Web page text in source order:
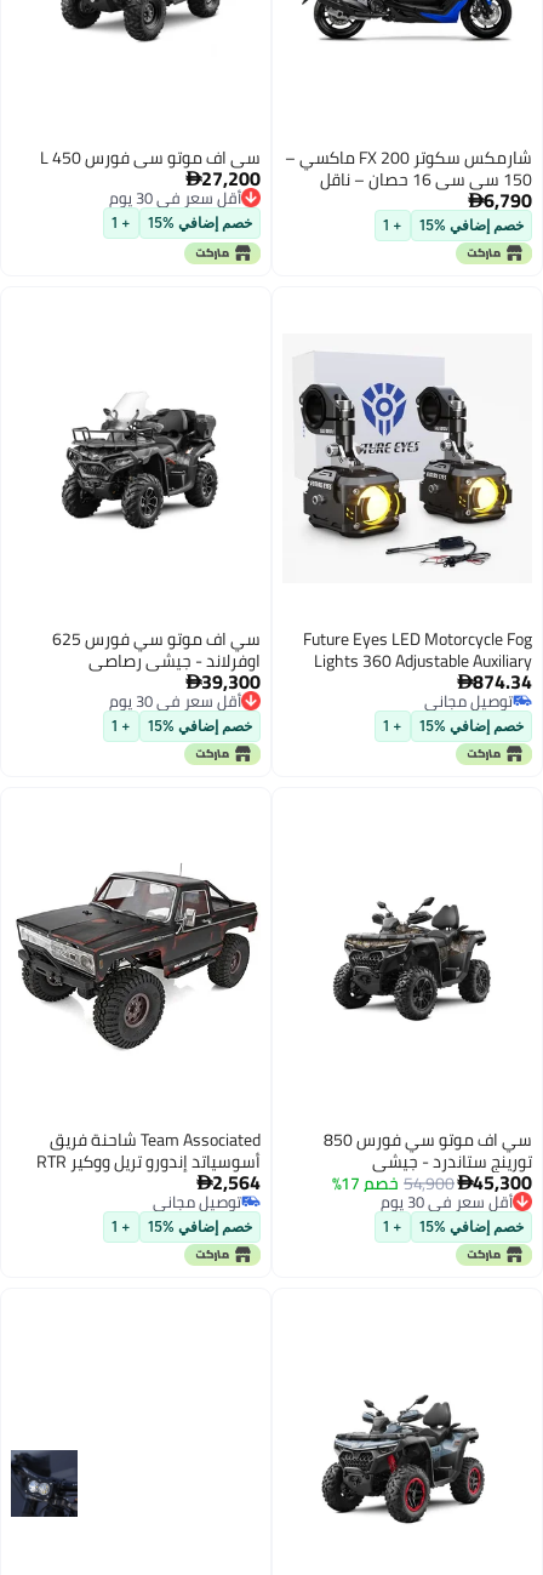
شارمكس سكوتر FX 200 ماكسي –
150 سي سي 16 حصان – ناقل
حركة أوتوماتيك CVT – فرامل ديسك
للسفر اليومي في الإمارات
6,790
خصم إضافي %15 + 1
سي اف موتو سي فورس 450 L
27,200
أقل سعر في 30 يوم
أقل سعر في 30 يوم
خصم إضافي %15 + 1
Future Eyes LED Motorcycle Fog
Lights 360 Adjustable Auxiliary
Lights Waterproof OffRoad Driving
Light for Night Riding AmberWhite
High Low Beam Compatible with
Motorcycles ATVs and UTVs
874.34
توصيل مجاني
توصيل مجاني
خصم إضافي %15 + 1
سي اف موتو سي فورس 625
اوفرلاند - جيشي رصاصي
39,300
أقل سعر في 30 يوم
أقل سعر في 30 يوم
خصم إضافي %15 + 1
سي اف موتو سي فورس 850
تورينج ستاندرد - جيشي
45,300
54,900خصم 17%
أقل سعر في 30 يوم
أقل سعر في 30 يوم
خصم إضافي %15 + 1
Team Associated شاحنة فريق
أسوسياتد إندورو تريل ووكير RTR
سوداء ASC401192,564
توصيل مجاني
توصيل مجاني
خصم إضافي %15 + 1